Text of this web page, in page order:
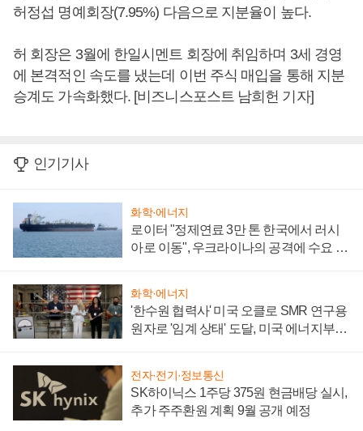
허정섭 명예회장(7.95%) 다음으로 지분율이 높다.
허 회장은 3월에 한일시멘트 회장에 취임하며 3세 경영
에 본격적인 속도를 냈는데 이번 주식 매입을 통해 지분
승계도 가속화했다. [비즈니스포스트 남희헌 기자]
인기기사
화학·에너지
로이터 "정제연료 3만 톤 한국에서 러시
아로 이동", 우크라이나의 공격에 수요 늘
화학·에너지
'한수원 협력사' 미국 오클로 SMR 연구용
원자로 '임계 상태' 도달, 미국 에너지부
전자·전기·정보통신
SK하이닉스 1주당 375원 현금배당 실시,
추가 주주환원 계획 9월 공개 예정